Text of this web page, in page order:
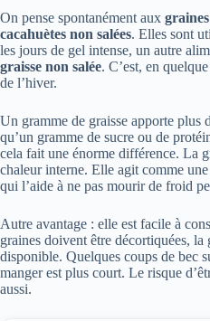
On pense spontanément aux
cacahuètes non salées. Elles sont
les jours de gel intense, un autre
graisse non salée. C’est, en
de l’hiver.
Un gramme de graisse apporte plus
qu’un gramme de sucre ou de
cela fait une énorme différence. La
chaleur interne. Elle agit comme
qui l’aide à ne pas mourir de froid
Autre avantage : elle est facile à
graines doivent être décortiquées, la
disponible. Quelques coups de bec
manger est plus court. Le risque
aussi.